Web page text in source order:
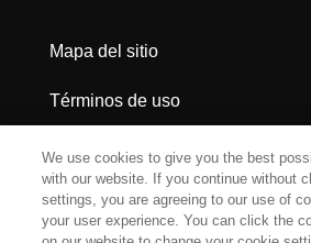
Mapa del sitio
Términos de uso
Política de privacidad
Advertencias legales
We use cookies to give you the best
with our website. If you continue without
settings, you are agreeing to our use of
your user experience. You can click the